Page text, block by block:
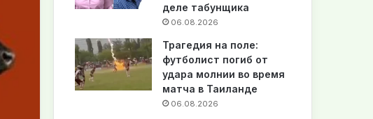
деле табунщика
06.08.2026
Трагедия на поле:
футболист погиб от
удара молнии во время
матча в Таиланде
06.08.2026